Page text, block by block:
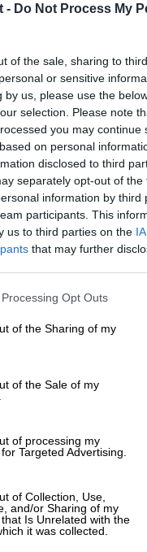
- Do Not Process My
of the sale, sharing to
or sensitive
by us, please use the
selection. Please note
you may continue
on personal
disclosed to third
separately opt-out of the
information by third
participants. This
us to third parties on the
that may further
Opt Outs
of the Sharing of my
of the Sale of my
of processing my
Targeted Advertising.
of Collection, Use,
and/or Sharing of my
Is Unrelated with the
it was collected.
più richiesti
.
Newslettero al
gli ultimi
dal sito.
Novembre
di
è la rivista online
didattici gratuiti e
supportare genitori e
di crescita dei più piccoli.
registrata presso il
- Direttore